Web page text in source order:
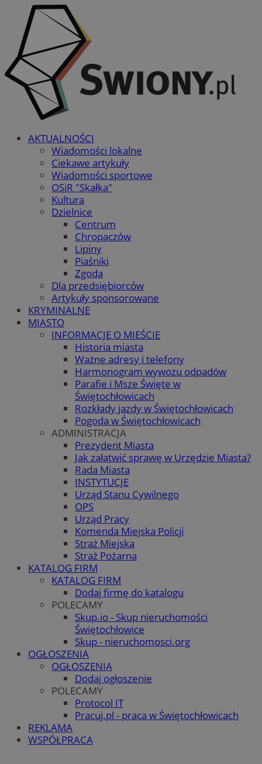
AKTUALNOŚCI
Wiadomości lokalne
Ciekawe artykuły
Wiadomości sportowe
OSiR "Skałka"
Kultura
Dzielnice
Centrum
Chropaczów
Lipiny
Piaśniki
Zgoda
Dla przedsiębiorców
Artykuły sponsorowane
KRYMINALNE
MIASTO
INFORMACJE O MIEŚCIE
Historia miasta
Ważne adresy i telefony
Harmonogram wywozu odpadów
Parafie i Msze Święte w
Świętochłowicach
Rozkłady jazdy w Świętochłowicach
Pogoda w Świętochłowicach
ADMINISTRACJA
Prezydent Miasta
Jak załatwić sprawę w Urzędzie Miasta?
Rada Miasta
INSTYTUCJE
Urząd Stanu Cywilnego
OPS
Urząd Pracy
Komenda Miejska Policji
Straż Miejska
Straż Pożarna
KATALOG FIRM
KATALOG FIRM
Dodaj firmę do katalogu
POLECAMY
Skup.io - Skup nieruchomości
Świętochłowice
Skup - nieruchomosci.org
OGŁOSZENIA
OGŁOSZENIA
Dodaj ogłoszenie
POLECAMY
Protocol IT
Pracuj.pl - praca w Świętochłowicach
REKLAMA
WSPÓŁPRACA